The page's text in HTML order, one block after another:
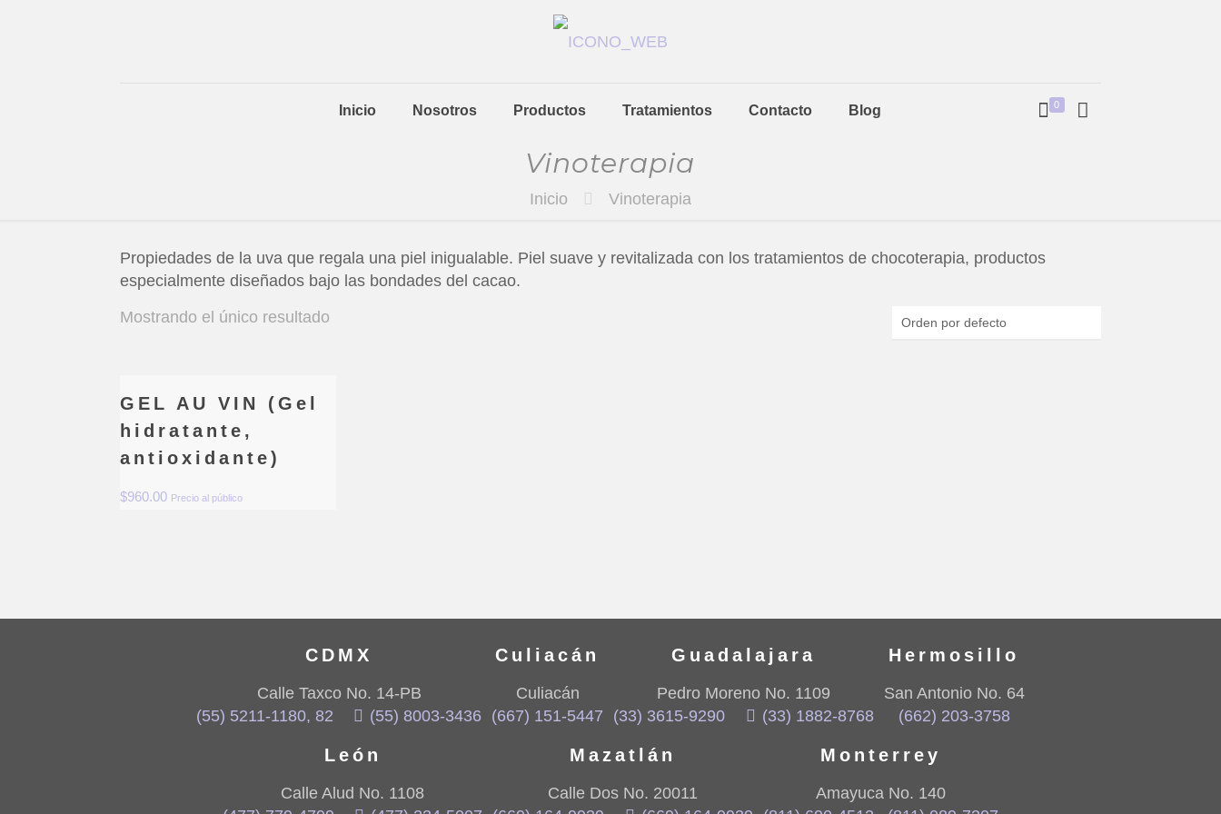
Inicio Nosotros Productos Tratamientos Contacto Blog 0
Vinoterapia
Inicio Vinoterapia
Propiedades de la uva que regala una piel inigualable. Piel suave y revitalizada con los tratamientos de chocoterapia, productos
especialmente diseñados bajo las bondades del cacao.
Mostrando el único resultado
GEL AU VIN (Gel
hidratante,
antioxidante)
$960.00 Precio al público
CDMX
Calle Taxco No. 14-PB
(55) 5211-1180, 82
(55) 8003-3436
Culiacán
Culiacán
(667) 151-5447
Guadalajara
Pedro Moreno No. 1109
(33) 3615-9290
(33) 1882-8768
Hermosillo
San Antonio No. 64
(662) 203-3758
León
Calle Alud No. 1108
Mazatlán
Calle Dos No. 20011
Monterrey
Amayuca No. 140